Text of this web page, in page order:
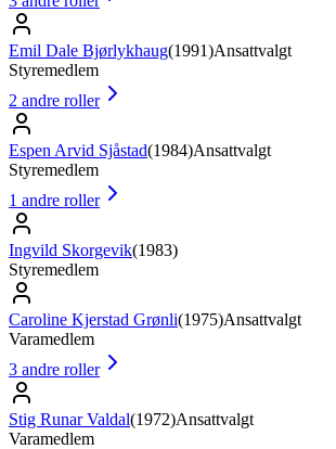
Emil Dale Bjørlykhaug(1991)Ansattvalgt
Styremedlem
2 andre roller
Espen Arvid Sjåstad(1984)Ansattvalgt
Styremedlem
1 andre roller
Ingvild Skorgevik(1983)
Styremedlem
Caroline Kjerstad Grønli(1975)Ansattvalgt
Varamedlem
3 andre roller
Stig Runar Valdal(1972)Ansattvalgt
Varamedlem